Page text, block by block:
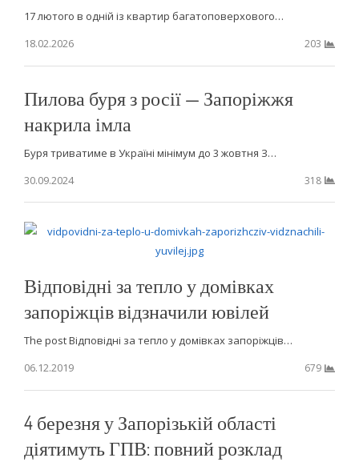
17 лютого в одній із квартир багатоповерхового…
18.02.2026
203
Пилова буря з росії — Запоріжжя
накрила імла
Буря триватиме в Україні мінімум до 3 жовтня З…
30.09.2024
318
Відповідні за тепло у домівках
запоріжців відзначили ювілей
The post Відповідні за тепло у домівках запоріжців…
06.12.2019
679
4 березня у Запорізькій області
діятимуть ГПВ: повний розклад